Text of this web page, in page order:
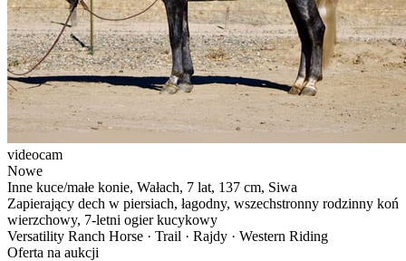
videocam
Nowe
Inne kuce/małe konie, Wałach, 7 lat, 137 cm, Siwa
Zapierający dech w piersiach, łagodny, wszechstronny rodzinny koń
wierzchowy, 7-letni ogier kucykowy
Versatility Ranch Horse · Trail · Rajdy · Western Riding
Oferta na aukcji